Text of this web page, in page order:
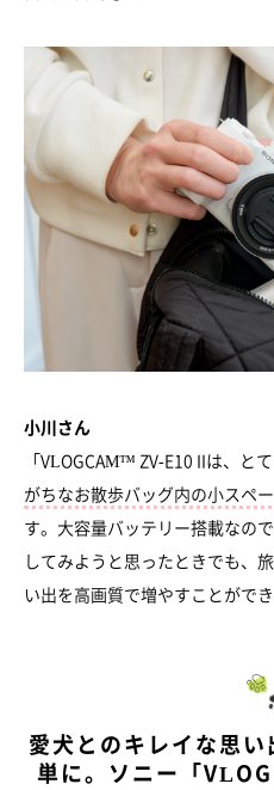
小川さん
「VLOGCAM™ ZV-E10 IIは、と
がちなお散歩バッグ内の小スペ
す。大容量バッテリー搭載なの
してみようと思ったときでも、
い出を高画質で増やすことができ
愛犬とのキレイな思
単に。ソニー「